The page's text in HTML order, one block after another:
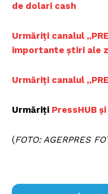
de dolari cash
Urmăriți canalul
importante știri ale
Urmăriți canalul
Urmăriți PressHUB
(FOTO: AGERPRES